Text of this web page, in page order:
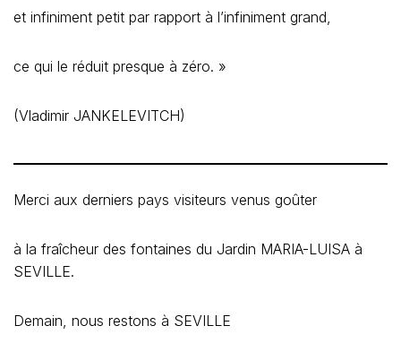
et infiniment petit par rapport à l’infiniment grand,
ce qui le réduit presque à zéro. »
(Vladimir JANKELEVITCH)
Merci aux derniers pays visiteurs venus goûter
à la fraîcheur des fontaines du Jardin MARIA-LUISA à
SEVILLE.
Demain, nous restons à SEVILLE